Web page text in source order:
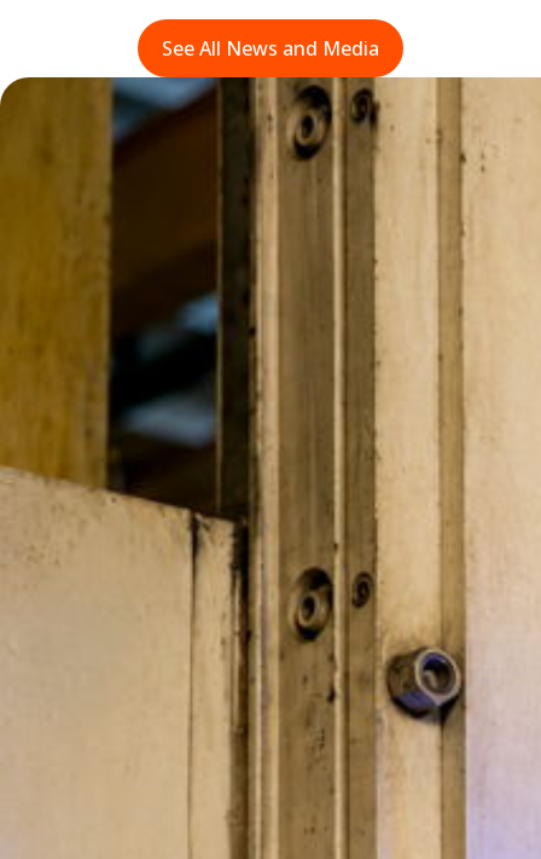
See All News and Media